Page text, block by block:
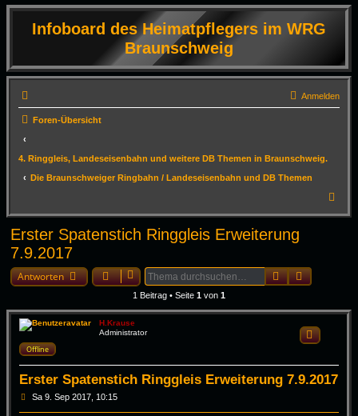
Infoboard des Heimatpflegers im WRG
Braunschweig
Anmelden
Foren-Übersicht
4. Ringgleis, Landeseisenbahn und weitere DB Themen in Braunschweig.
Die Braunschweiger Ringbahn / Landeseisenbahn und DB Themen
u
Erster Spatenstich Ringgleis Erweiterung
7.9.2017
Antworten SucheErweiterte
1 Beitrag • Seite 1 von 1
H.Krause
Administrator
Offline
Erster Spatenstich Ringgleis Erweiterung 7.9.2017
Zitieren
BSa 9. Sep 2017, 10:15